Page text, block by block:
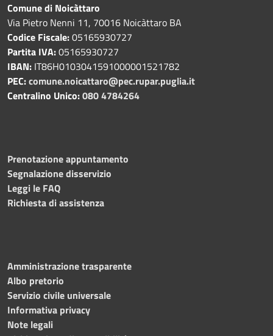
Comune di Noicàttaro
Via Pietro Nenni 11, 70016 Noicàttaro BA
Codice Fiscale:05165930727
Partita IVA:05165930727
IBAN: IT86H0103041591000001521782
PEC:comune.noicattaro@pec.rupar.puglia.it
Centralino Unico:080 4784264
Prenotazione appuntamento
Segnalazione disservizio
Leggi le FAQ
Richiesta di assistenza
Amministrazione trasparente
Albo pretorio
Servizio civile universale
Informativa privacy
Note legali